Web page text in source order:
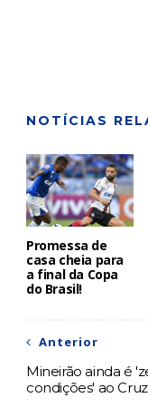
NOTÍCIAS
Promessa de
casa cheia para
a final da Copa
do Brasil!
Anterior
Mineirão ainda é
condições' ao